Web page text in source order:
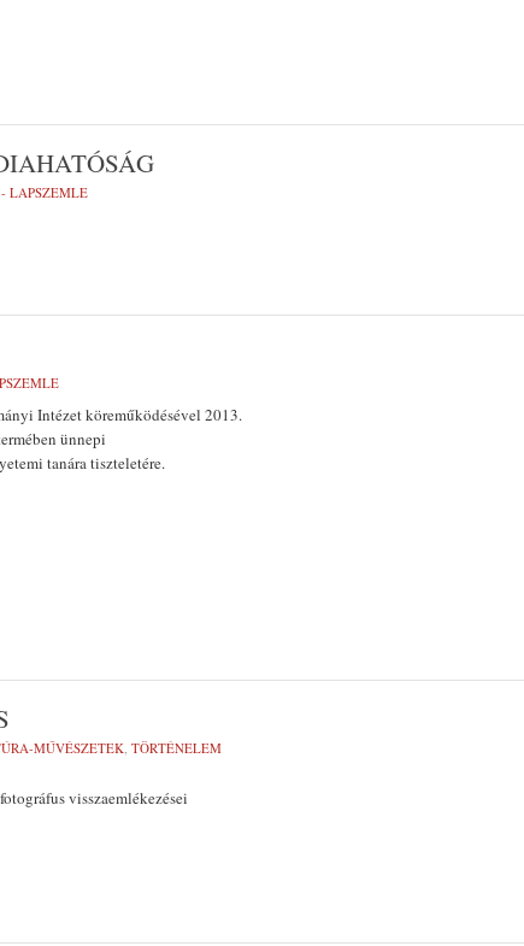
LAPSZEMLE
Intézet köreműködésével 2013.
ünnepi
tanára tiszteletére.
MŰVÉSZETEK, TÖRTÉNELEM
visszaemlékezései